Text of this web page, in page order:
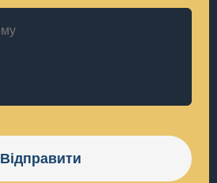
Відправити